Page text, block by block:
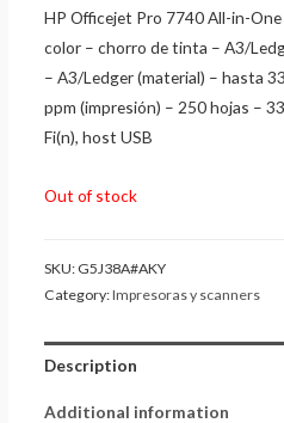
HP Officejet Pro 7740 All-in-
color – chorro de tinta – A3/
– A3/Ledger (material) – hasta
ppm (impresión) – 250 hojas –
Fi(n), host USB
Out of stock
SKU: G5J38A#AKY
Category:Impresoras y scanners
Description
Additional information